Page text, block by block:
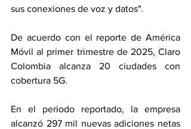
sus conexiones de voz y datos".
De acuerdo con el reporte de América
Móvil al primer trimestre de 2025, Claro
Colombia alcanza 20 ciudades con
cobertura 5G.
En el periodo reportado, la empresa
alcanzó 297 mil nuevas adiciones netas